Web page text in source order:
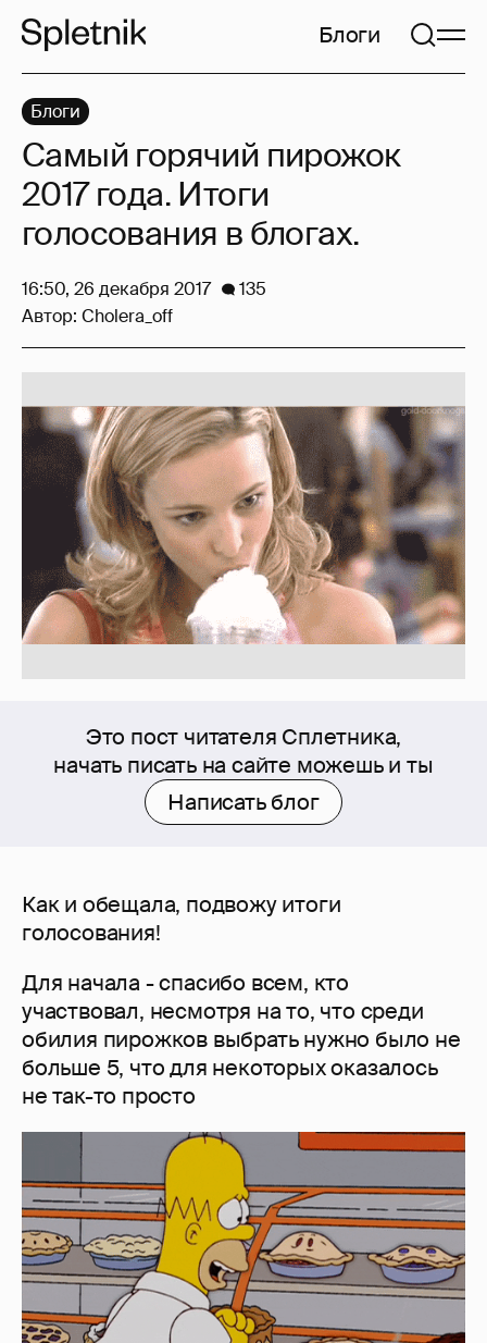
Блоги
Это пост читателя Сплетника,
начать писать на сайте можешь и ты
Написать блог
Как и обещала, подвожу итоги
голосования!
Для начала - спасибо всем, кто
участвовал, несмотря на то, что среди
обилия пирожков выбрать нужно было не
больше 5, что для некоторых оказалось
не так-то просто
Блоги
Самый горячий пирожок
2017 года. Итоги
голосования в блогах.
16:50, 26 декабря 2017
135
Автор: Cholera_off